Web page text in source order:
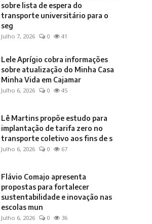
sobre lista de espera do
transporte universitário para o
seg
Julho 7, 2026 0 41
Lele Aprígio cobra informações
sobre atualização do Minha Casa
Minha Vida em Cajamar
Julho 6, 2026 0 45
Lê Martins propõe estudo para
implantação de tarifa zero no
transporte coletivo aos fins de s
Julho 6, 2026 0 67
Flávio Comajo apresenta
propostas para fortalecer
sustentabilidade e inovação nas
escolas mun
Julho 6, 2026 0 36